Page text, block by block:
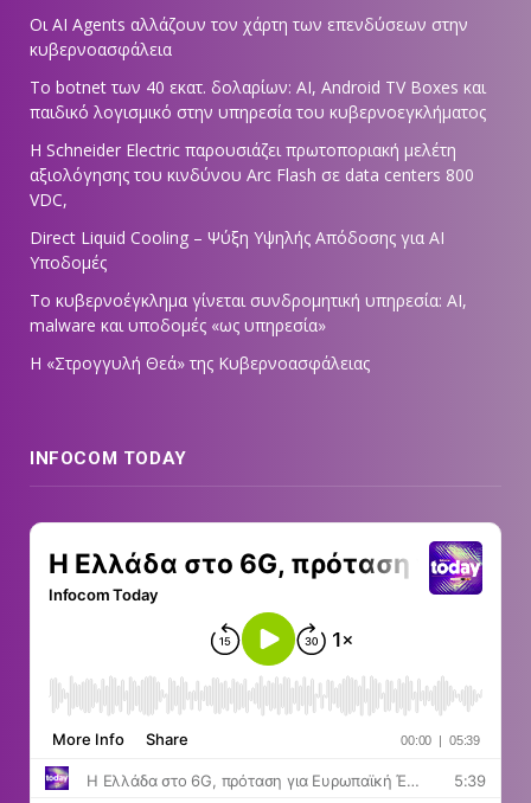
Οι AI Agents αλλάζουν τον χάρτη των επενδύσεων στην
κυβερνοασφάλεια
Το botnet των 40 εκατ. δολαρίων: AI, Android TV Boxes και
παιδικό λογισμικό στην υπηρεσία του κυβερνοεγκλήματος
Η Schneider Electric παρουσιάζει πρωτοποριακή μελέτη
αξιολόγησης του κινδύνου Arc Flash σε data centers 800
VDC,
Direct Liquid Cooling – Ψύξη Υψηλής Απόδοσης για AI
Υποδομές
Το κυβερνοέγκλημα γίνεται συνδρομητική υπηρεσία: AI,
malware και υποδομές «ως υπηρεσία»
Η «Στρογγυλή Θεά» της Κυβερνοασφάλειας
INFOCOM TODAY